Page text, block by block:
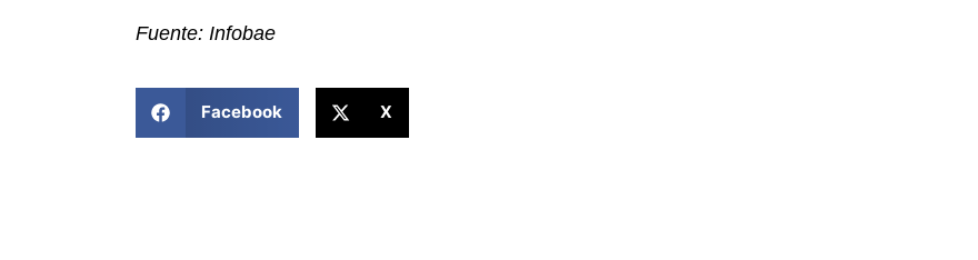
Fuente: Infobae
Facebook X